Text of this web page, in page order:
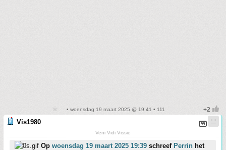
• woensdag 19 maart 2025 @ 19:41 • 111
Vis1980
Veni Vidi Vissie
Op woensdag 19 maart 2025 19:39 schreef Perrin het